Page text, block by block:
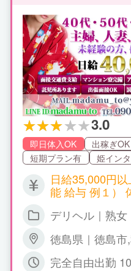
3.0
即日体入OK 出稼ぎOK
短期プラン有
姫イン
日給35,000円
能 給与 例１） 体験入店 10時～17時（7
4～5日 出勤
デリヘル｜熟女
徳島県｜徳島市
完全自由出勤 10:00～ラストまででお好